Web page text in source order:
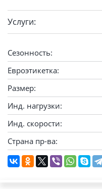
Услуги:
Сезонность:
Евроэтикетка:
Размер:
Инд. нагрузки:
Инд. скорости:
Страна пр-ва: